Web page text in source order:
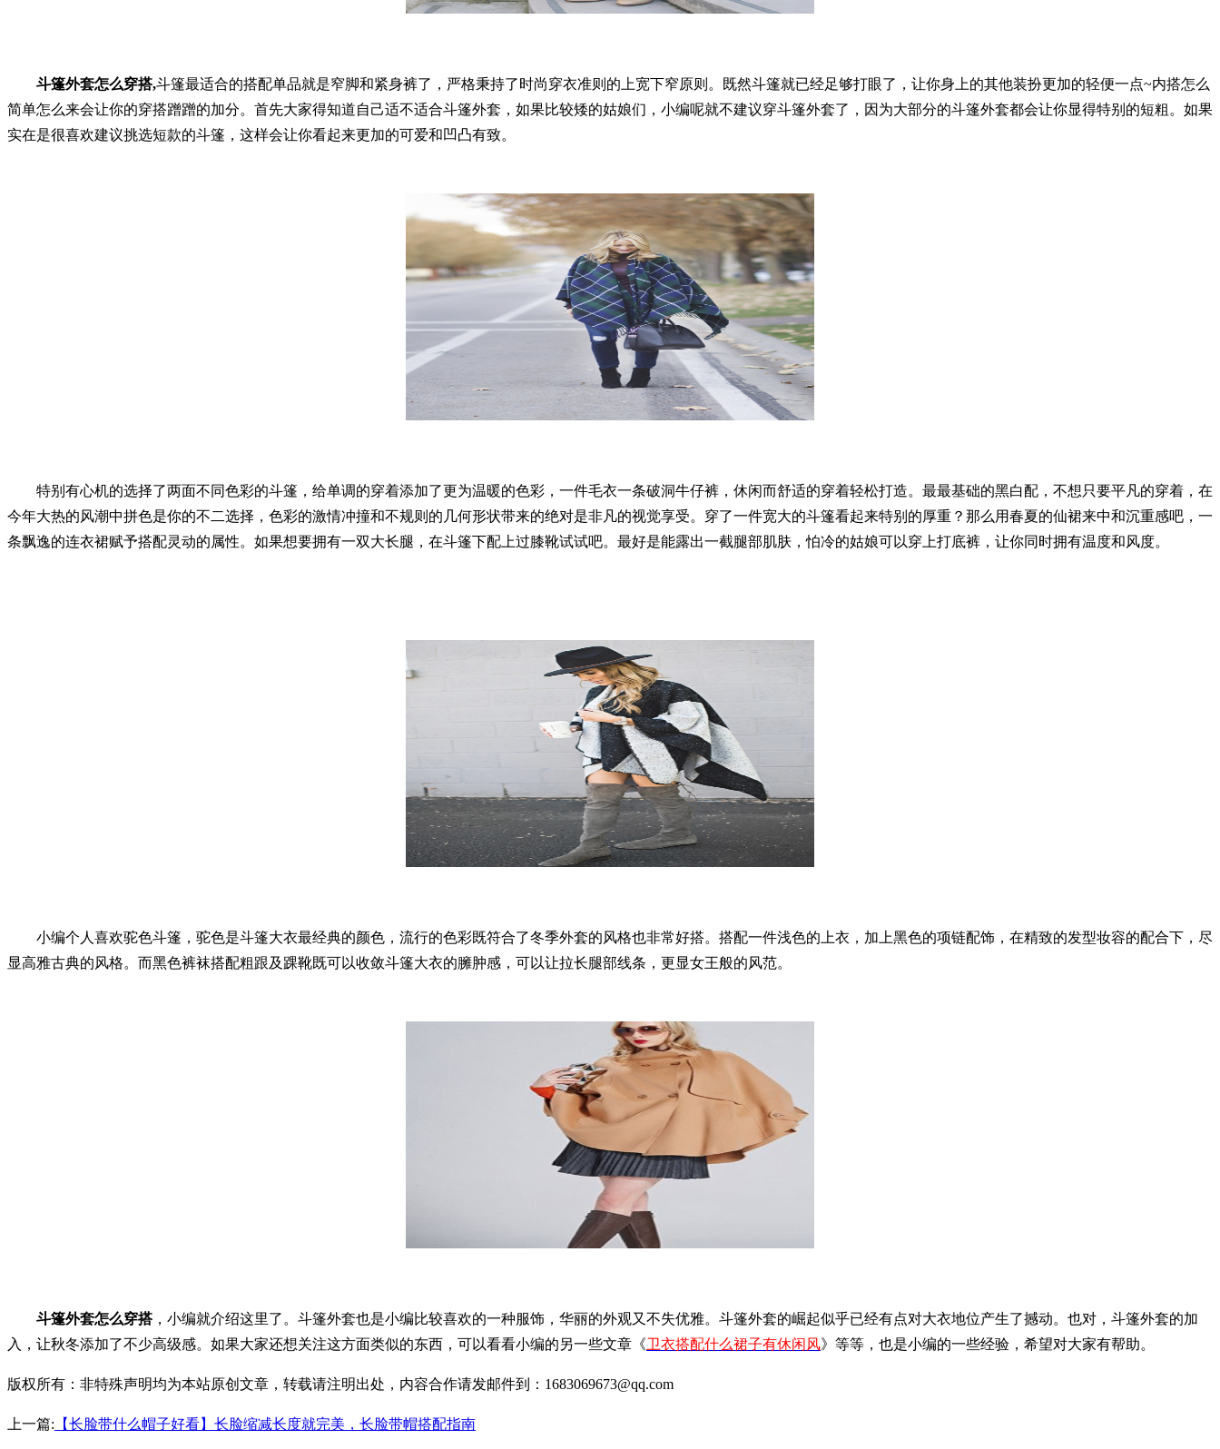
斗篷外套怎么穿搭,斗篷最适合的搭配单品就是窄脚和紧身裤了，严格秉持了时尚穿衣准则的上宽下窄原则。既然斗篷就已经足够打眼了，让你身上的其他装扮更加的轻便一点~内搭怎么
简单怎么来会让你的穿搭蹭蹭的加分。首先大家得知道自己适不适合斗篷外套，如果比较矮的姑娘们，小编呢就不建议穿斗篷外套了，因为大部分的斗篷外套都会让你显得特别的短粗。如果
实在是很喜欢建议挑选短款的斗篷，这样会让你看起来更加的可爱和凹凸有致。
特别有心机的选择了两面不同色彩的斗篷，给单调的穿着添加了更为温暖的色彩，一件毛衣一条破洞牛仔裤，休闲而舒适的穿着轻松打造。最最基础的黑白配，不想只要平凡的穿着，在
今年大热的风潮中拼色是你的不二选择，色彩的激情冲撞和不规则的几何形状带来的绝对是非凡的视觉享受。穿了一件宽大的斗篷看起来特别的厚重？那么用春夏的仙裙来中和沉重感吧，一
条飘逸的连衣裙赋予搭配灵动的属性。如果想要拥有一双大长腿，在斗篷下配上过膝靴试试吧。最好是能露出一截腿部肌肤，怕冷的姑娘可以穿上打底裤，让你同时拥有温度和风度。
小编个人喜欢驼色斗篷，驼色是斗篷大衣最经典的颜色，流行的色彩既符合了冬季外套的风格也非常好搭。搭配一件浅色的上衣，加上黑色的项链配饰，在精致的发型妆容的配合下，尽
显高雅古典的风格。而黑色裤袜搭配粗跟及踝靴既可以收敛斗篷大衣的臃肿感，可以让拉长腿部线条，更显女王般的风范。
斗篷外套怎么穿搭 ，小编就介绍这里了。斗篷外套也是小编比较喜欢的一种服饰，华丽的外观又不失优雅。斗篷外套的崛起似乎已经有点对大衣地位产生了撼动。也对，斗篷外套的加
入，让秋冬添加了不少高级感。如果大家还想关注这方面类似的东西，可以看看小编的另一些文章《卫衣搭配什么裙子有休闲风》等等，也是小编的一些经验，希望对大家有帮助。
版权所有：非特殊声明均为本站原创文章，转载请注明出处，内容合作请发邮件到：1683069673@qq.com
上一篇: 【长脸带什么帽子好看】长脸缩减长度就完美，长脸带帽搭配指南